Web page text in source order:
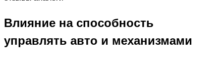
Влияние на способность
управлять авто и механизмами